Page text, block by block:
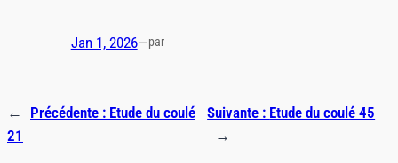
Jan 1, 2026—par
← Précédente : Etude du coulé
21
Suivante : Etude du coulé 45
→